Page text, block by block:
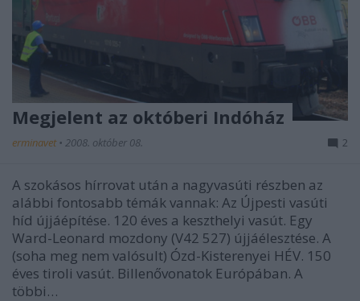
Megjelent az októberi Indóház
erminavet • 2008. október 08. 2
A szokásos hírrovat után a nagyvasúti részben az
alábbi fontosabb témák vannak: Az Újpesti vasúti
híd újjáépítése. 120 éves a keszthelyi vasút. Egy
Ward-Leonard mozdony (V42 527) újjáélesztése. A
(soha meg nem valósult) Ózd-Kisterenyei HÉV. 150
éves tiroli vasút. Billenővonatok Európában. A
többi…